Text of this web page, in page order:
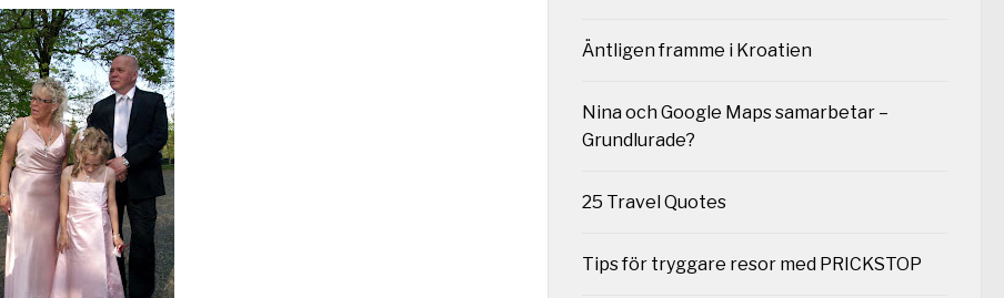
Äntligen framme i Kroatien
Nina och Google Maps samarbetar –
Grundlurade?
25 Travel Quotes
Tips för tryggare resor med PRICKSTOP